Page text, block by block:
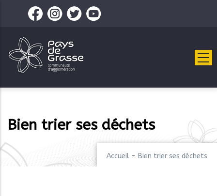
contenu
principal
Bien trier ses déchets
Accueil - Bien trier ses déchets